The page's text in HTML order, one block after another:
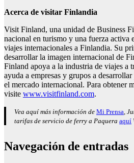
Acerca de visitar Finlandia
Visit Finland, una unidad de Business
nacional en turismo y una fuerza activa
viajes internacionales a Finlandia. Su
desarrollar la imagen internacional de
Finland apoya a la industria de viajes a
ayuda a empresas y grupos a
el mercado internacional. Para obtener
visite www.visitfinland.com.
Vea aquí más información de Mi Prensa,
tarifas de servicio de ferry a Paquera aquí
Navegación de entradas